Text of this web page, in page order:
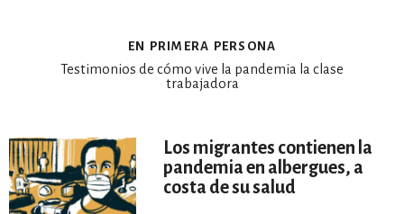
en primera persona
Testimonios de cómo vive la pandemia la clase
trabajadora
Los migrantes contienen la
pandemia en albergues, a
costa de su salud